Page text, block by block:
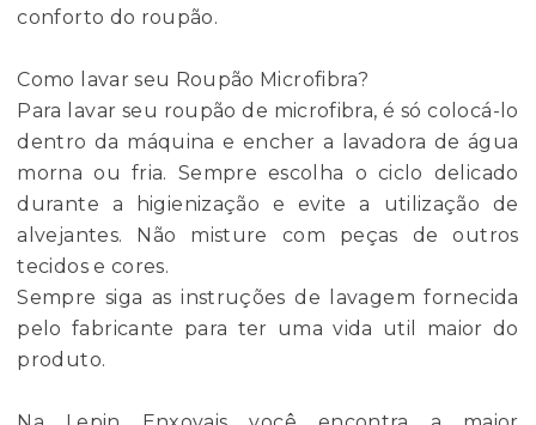
conforto do roupão.
Como lavar seu Roupão Microfibra?
Para lavar seu roupão de microfibra, é só colocá-lo
dentro da máquina e encher a lavadora de água
morna ou fria. Sempre escolha o ciclo delicado
durante a higienização e evite a utilização de
alvejantes. Não misture com peças de outros
tecidos e cores.
Sempre siga as instruções de lavagem fornecida
pelo fabricante para ter uma vida util maior do
produto.